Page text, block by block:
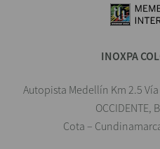
INOXPA
Autopista Medellín Km 2.5 Vía
OCCIDENTE,
Cota –